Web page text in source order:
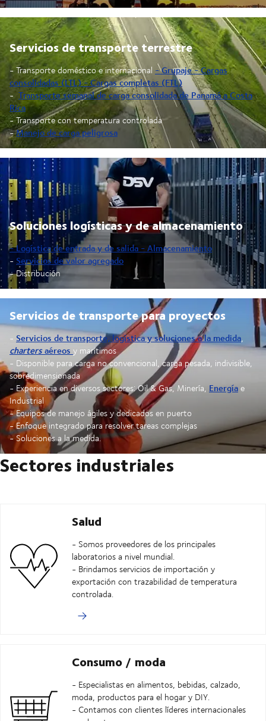
Servicios de transporte terrestre
- Transporte doméstico e internacional - Grupaje - Cargas
consolidadas (LTL) - Cargas completas (FTL)
- Transporte semanal de carga consolidada de Panamá a Costa
Rica
- Transporte con temperatura controlada
-Manejo de carga peligrosa
Soluciones logísticas y de almacenamiento
- Logística de entrada y de salida - Almacenamiento
- Servicios de valor agregado
- Distribución
Servicios de transporte para proyectos
- Servicios de transporte, logística y soluciones a la medida,
chartersaéreos y marítimos
- Disponible para carga no convencional, carga pesada, indivisible,
sobredimensionada
- Experiencia en diversos sectores: Oil & Gas, Minería, Energíae
Industrial
- Equipos de manejo ágiles y dedicados en puerto
- Enfoque integrado para resolver tareas complejas
- Soluciones a la medida.
Sectores industriales
Salud
- Somos proveedores de los principales
laboratorios a nivel mundial.
- Brindamos servicios de importación y
exportación con trazabilidad de temperatura
controlada.
Consumo / moda
- Especialistas en alimentos, bebidas, calzado,
moda, productos para el hogar y DIY.
- Contamos con clientes líderes internacionales